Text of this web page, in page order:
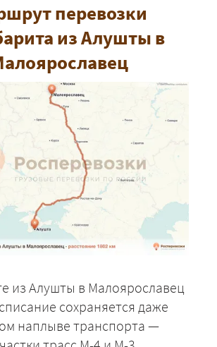
перевозки
из Алушты в
из Алушты в Малоярославец
сохраняется даже
наплыве транспорта —